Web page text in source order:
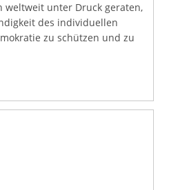
weltweit unter Druck geraten,
des individuellen
zu schützen und zu